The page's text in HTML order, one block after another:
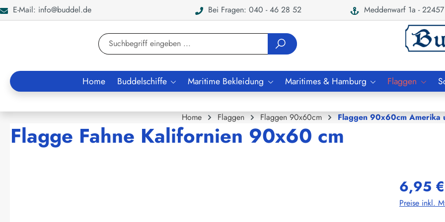
Zur Suche springen
E-Mail: info@buddel.de Bei Fragen: 040 - 46 28 52 Meddenwarf 1a -
Home Buddelschiffe Maritime Bekleidung Maritimes & Hamburg Flaggen
Home Flaggen Flaggen 90x60cm Flaggen 90x60cm Amerika
Flagge Fahne Kalifornien 90x60 cm
6,95 €
Preise inkl.